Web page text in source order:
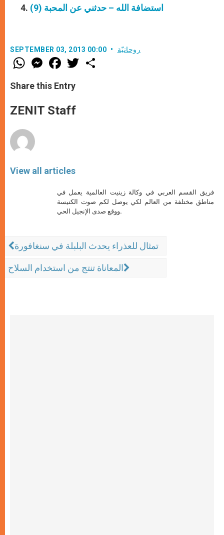
استضافة الله – حدثني عن المحبة (9)
SEPTEMBER 03, 2013 00:00 روحانيّة
W
h
t
s
p
p
M
e
s
e
g
e
F
a
e
b
o
k
w
Share this Entry
ZENIT Staff
View all articles
فريق القسم العربي في وكالة زينيت العالمية يعمل في
مناطق مختلفة من العالم لكي يوصل لكم صوت الكنيسة
ووقع صدى الإنجيل الحي.
تمثال للعذراء يحدث البلبلة في سنغافورة
المعاناة تنتج من استخدام السلاح